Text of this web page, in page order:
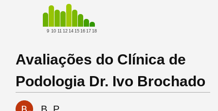
9 10 11 12 14 15 16 17 18
Avaliações do Clínica de
Podologia Dr. Ivo Brochado